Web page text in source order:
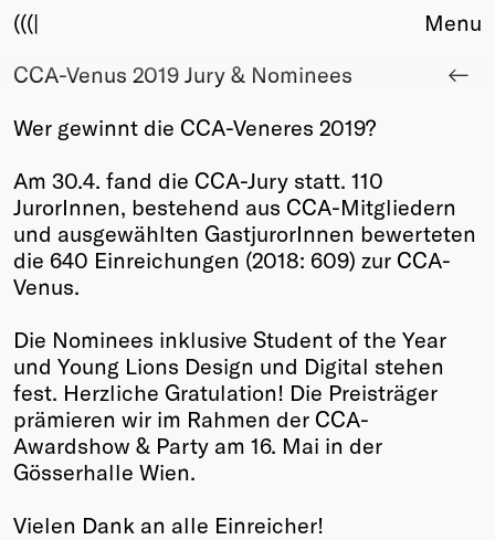
(((|
About
Award
Fair Work
TBD
Events
Upcoming
Membership
Info
Members
Young Creatives
Friends of Creativity
Winners
Menu
CCA-Venus 2019 Jury & Nominees
Wer gewinnt die CCA-Veneres 2019?
Am 30.4. fand die CCA-Jury statt. 110
JurorInnen, bestehend aus CCA-Mitgliedern
und ausgewählten GastjurorInnen bewerteten
die 640 Einreichungen (2018: 609) zur CCA-
Venus.
Die Nominees inklusive Student of the Year
und Young Lions Design und Digital stehen
fest. Herzliche Gratulation! Die Preisträger
prämieren wir im Rahmen der CCA-
Awardshow & Party am 16. Mai in der
Gösserhalle Wien.
Vielen Dank an alle Einreicher!